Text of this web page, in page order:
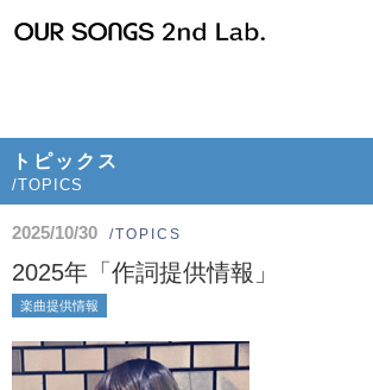
トピックス
/TOPICS
2025/10/30 /TOPICS
2025年「作詞提供情報」
楽曲提供情報